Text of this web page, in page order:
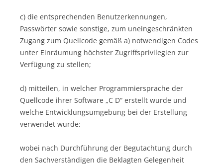
c) die entsprechenden Benutzerkennungen,
Passwörter sowie sonstige, zum uneingeschränkten
Zugang zum Quellcode gemäß a) notwendigen Codes
unter Einräumung höchster Zugriffsprivilegien zur
Verfügung zu stellen;
d) mitteilen, in welcher Programmiersprache der
Quellcode ihrer Software „C D“ erstellt wurde und
welche Entwicklungsumgebung bei der Erstellung
verwendet wurde;
wobei nach Durchführung der Begutachtung durch
den Sachverständigen die Beklagten Gelegenheit